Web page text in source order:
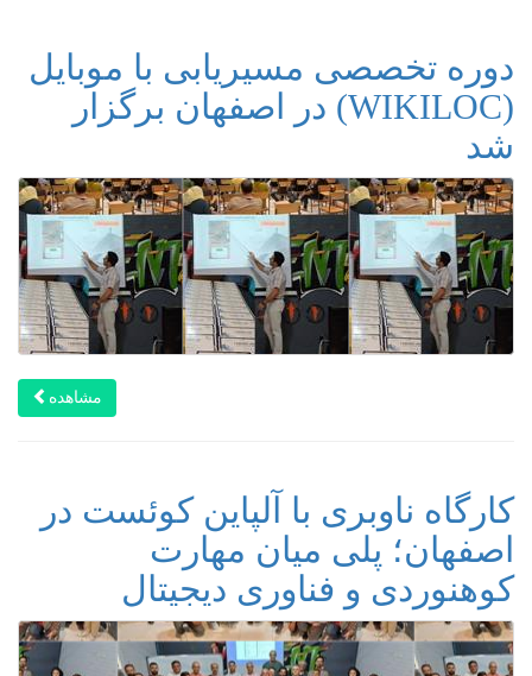
دوره تخصصی مسیریابی با موبایل
(WIKILOC) در اصفهان برگزار
شد
مشاهده
کارگاه ناوبری با آلپاین کوئست در
اصفهان؛ پلی میان مهارت
کوهنوردی و فناوری دیجیتال